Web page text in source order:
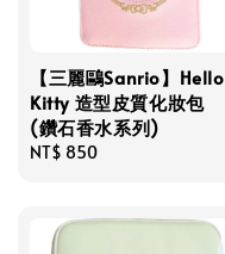
【三麗鷗Sanrio】Hello
Kitty 造型皮質化妝包
(鑽石香水系列)
Regular
NT$ 850